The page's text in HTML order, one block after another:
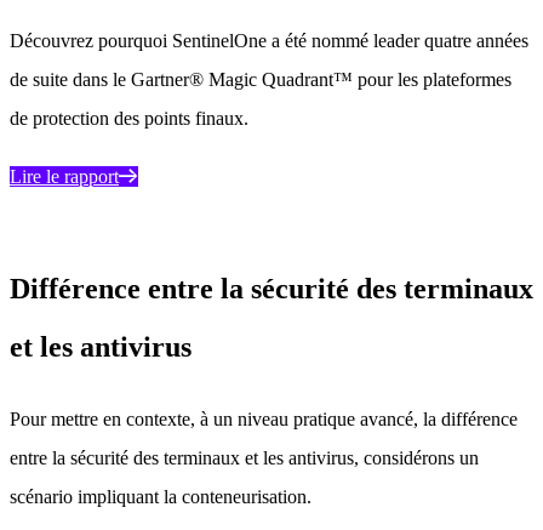
Découvrez pourquoi SentinelOne a été nommé leader quatre années
de suite dans le Gartner® Magic Quadrant™ pour les plateformes
de protection des points finaux.
Lire le rapport
Différence entre la sécurité des terminaux
et les antivirus
Pour mettre en contexte, à un niveau pratique avancé, la différence
entre la sécurité des terminaux et les antivirus, considérons un
scénario impliquant la conteneurisation.